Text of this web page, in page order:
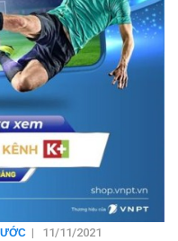
| 11/11/2021